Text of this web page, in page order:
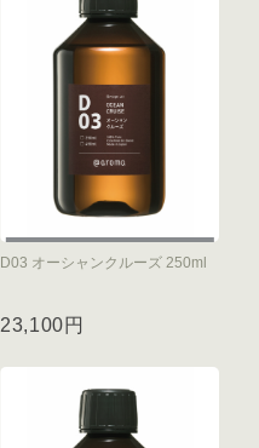
D03 オーシャンクルーズ 250ml
23,100円